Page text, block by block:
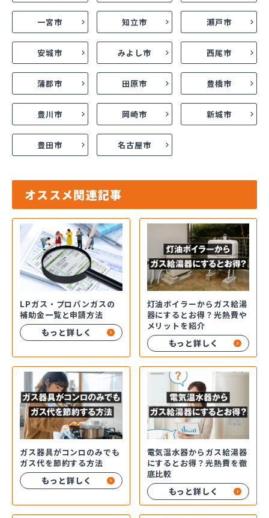
一宮市 知立市 瀬戸市
安城市 みよし市 西尾市
蒲郡市 田原市 豊橋市
豊川市 岡崎市 新城市
豊田市 名古屋市
オススメ関連記事
LPガス・プロパンガスの
補助金一覧と申請方法
もっと詳しく
灯油ボイラーからガス給湯
器にするとお得？光熱費や
メリットを紹介
もっと詳しく
ガス器具がコンロのみでも
ガス代を節約する方法
もっと詳しく
電気温水器からガス給湯器
にするとお得？光熱費を徹
底比較
もっと詳しく